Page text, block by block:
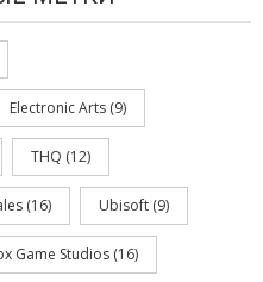
Electronic Arts (9)
THQ (12)
(16) Ubisoft (9)
Game Studios (16)